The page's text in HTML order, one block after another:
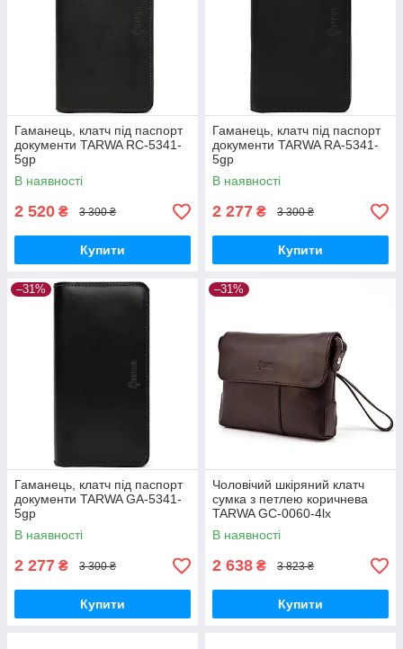
Гаманець, клатч під паспорт
документи TARWA RC-5341-
5gp
В наявності
2 520 ₴ 3 300 ₴
Купити
Гаманець, клатч під паспорт
документи TARWA RA-5341-
5gp
В наявності
2 277 ₴ 3 300 ₴
Купити
–31%
Гаманець, клатч під паспорт
документи TARWA GA-5341-
5gp
В наявності
2 277 ₴ 3 300 ₴
Купити
–31%
Чоловічий шкіряний клатч
сумка з петлею коричнева
TARWA GC-0060-4lx
В наявності
2 638 ₴ 3 823 ₴
Купити